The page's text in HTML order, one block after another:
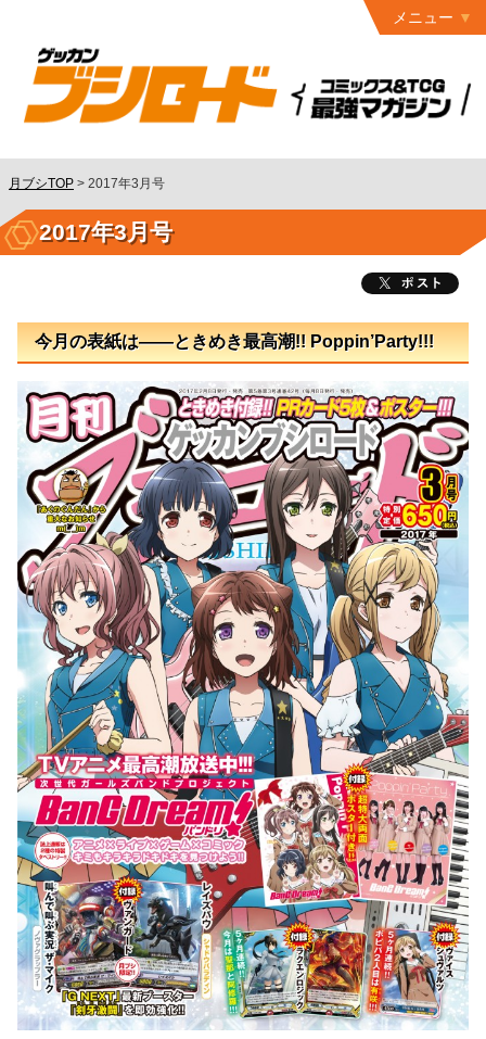
メニュー
最終号
お問い合わせ
コミックグロウル
月ブシTOP > 2017年3月号
2017年3月号
今月の表紙は――ときめき最高潮!! Poppin’Party!!!